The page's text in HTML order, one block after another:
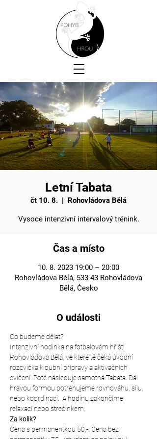
Letní Tabata
čt 10. 8.
  |
Rohovládova Bělá
Vysoce intenzivní intervalový trénink.
Čas a místo
10. 8. 2023 19:00 – 20:00
Rohovládova Bělá, 533 43 Rohovládova
Bělá, Česko
O události
Co budeme dělat?
Intenzivní hodinka na fotbalovém hřišti
Rohovládova Bělá, ve které tě čeká úvodní
rozcvička kloubní přípravy a aktivačních
cvičení. Poté následuje samotná Tabata. Dál
hravou formou potrénujeme rovnováhu, sílu,
nebo koordinaci.  A hodinu zakončíme
relaxací nebo strečinkem.
Za kolik?
Cena s permanentkou 50,-. Cena bez